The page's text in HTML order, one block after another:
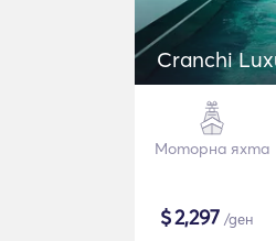
Cranchi
Моторна яхта
$2,297 /ден